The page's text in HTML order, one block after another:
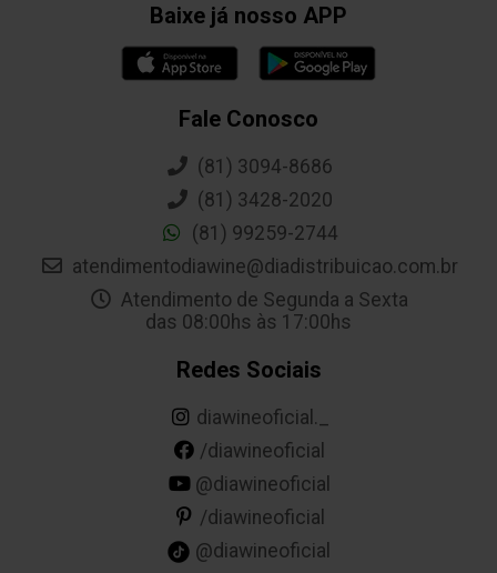
Baixe já nosso APP
Fale Conosco
(81) 3094-8686
(81) 3428-2020
(81) 99259-2744
atendimentodiawine@diadistribuicao.com.br
Atendimento de Segunda a Sexta
das 08:00hs às 17:00hs
Redes Sociais
diawineoficial._
/diawineoficial
@diawineoficial
/diawineoficial
@diawineoficial